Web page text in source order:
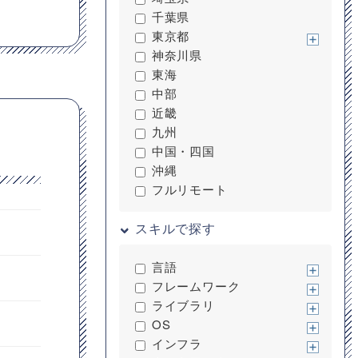
千葉県
東京都
神奈川県
東海
中部
近畿
九州
中国・四国
沖縄
フルリモート
スキルで探す
言語
フレームワーク
ライブラリ
OS
インフラ